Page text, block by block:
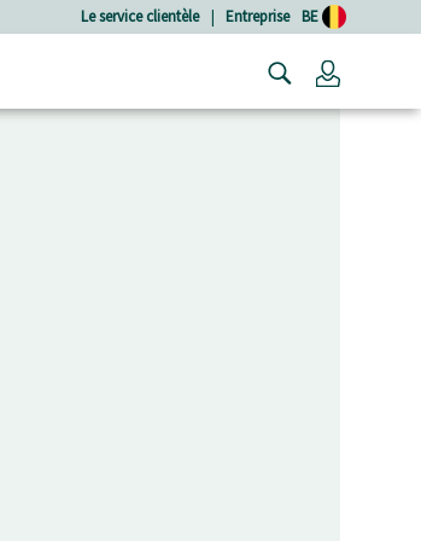
Le service clientèle | Entreprise BE